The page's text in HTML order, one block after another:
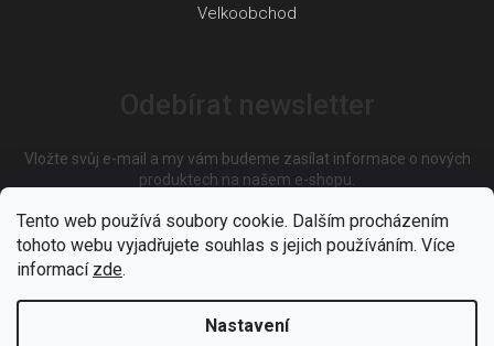
Tento web používá soubory cookie. Dalším procházením
tohoto webu vyjadřujete souhlas s jejich používáním. Více
informací zde.
Nastavení
Velkoobchod
Vložte svůj e-mail a my vám budeme zasílat informace o nových
produktech na našem e-shopu.
E-mail
Vložením e-mailu souhlasíte spodmínkami ochrany osobních